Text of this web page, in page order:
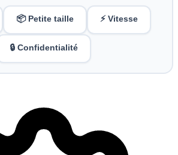
📦 Petite taille ⚡ Vitesse
🔒 Confidentialité